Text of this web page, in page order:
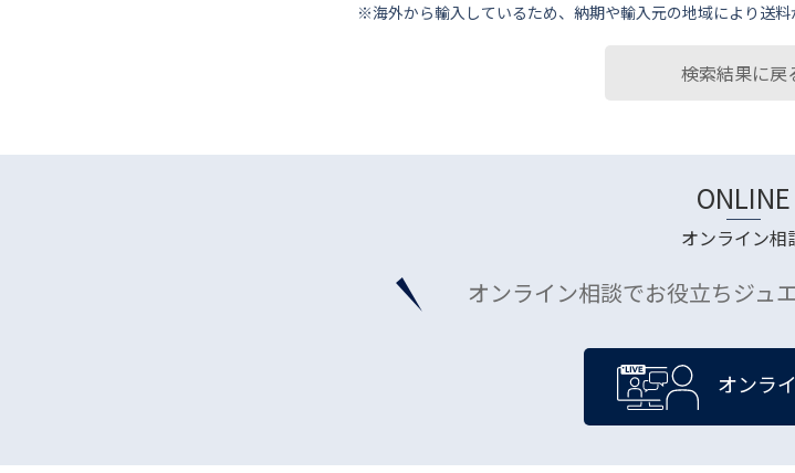
※海外から輸⼊しているため、納期や輸⼊元の地域により送料
検索結果に戻
ONLINE
オンライン相
オンライン相談でお役立ちジュ
オンラ